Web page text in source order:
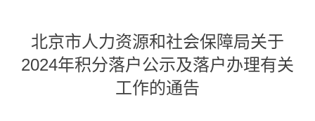
北京市人力资源和社会保障局关于
2024年积分落户公示及落户办理有关
工作的通告